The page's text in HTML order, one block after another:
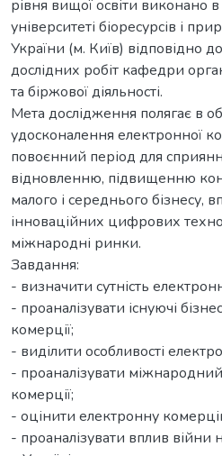
рівня вищої освіти виконано
університеті біоресурсів і
України (м. Київ) відповідно
дослідних робіт кафедри
та біржової діяльності.
Мета дослідження полягає в
удосконалення електронної
повоєнний період для
відновленню, підвищенню
малого і середнього бізнесу,
інноваційних цифрових
міжнародні ринки.
Завдання:
- визначити сутність
- проаналізувати існуючі
комерції;
- виділити особливості
- проаналізувати
комерції;
- оцінити електронну
- проаналізувати вплив